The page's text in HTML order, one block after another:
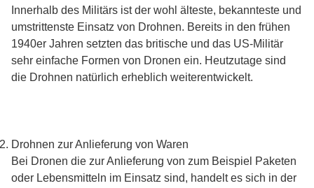
Innerhalb des Militärs ist der wohl älteste, bekannteste und
umstrittenste Einsatz von Drohnen. Bereits in den frühen
1940er Jahren setzten das britische und das US-Militär
sehr einfache Formen von Dronen ein. Heutzutage sind
die Drohnen natürlich erheblich weiterentwickelt.
Drohnen zur Anlieferung von Waren
Bei Dronen die zur Anlieferung von zum Beispiel Paketen
oder Lebensmitteln im Einsatz sind, handelt es sich in der